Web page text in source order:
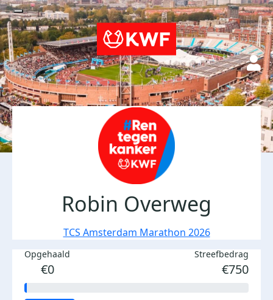
Robin Overweg
TCS Amsterdam Marathon 2026
Opgehaald
€0
Streefbedrag
€750